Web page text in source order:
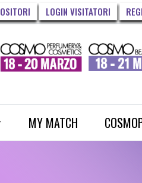
LOGIN VISITATORI
MY MATCH